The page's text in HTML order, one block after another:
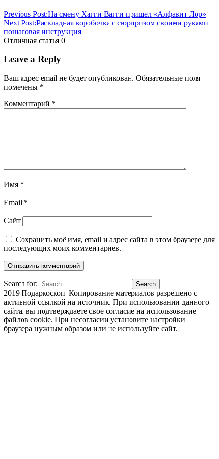
Previous Post:На смену Хагги Вагги пришел «Алфавит Лор»
Next Post:Раскладная коробочка с сюрпризом своими руками
пошаговая инструкция
Отличная статья 0
Leave a Reply
Ваш адрес email не будет опубликован. Обязательные поля
помечены *
Комментарий *
Имя *
Email *
Сайт
Сохранить моё имя, email и адрес сайта в этом браузере для
последующих моих комментариев.
Search for: Search
2019 Подаркоскоп. Копирование материалов разрешено с
активной ссылкой на источник. При использовании данного
сайта, вы подтверждаете свое согласие на использование
файлов cookie. При несогласии установите настройки
браузера нужным образом или не используйте сайт.